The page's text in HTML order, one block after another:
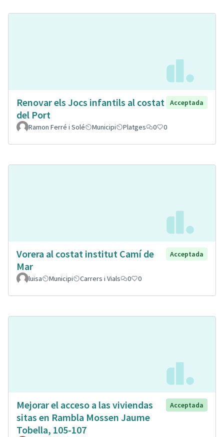
Renovar els Jocs infantils al costat
del Port
Acceptada
Ramon Ferré i Solé Municipi Platges 0 0
Vorera al costat institut Camí de
Mar
Acceptada
luisa Municipi Carrers i Vials 0 0
Mejorar el acceso a las viviendas
sitas en Rambla Mossen Jaume
Tobella, 105-107
Acceptada